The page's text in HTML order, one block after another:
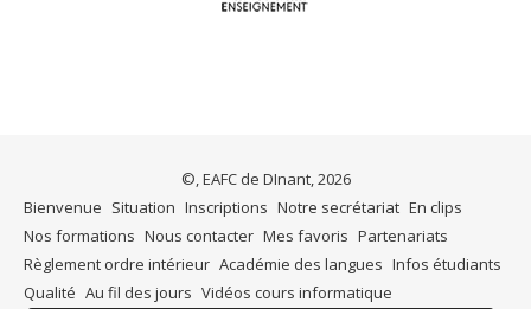
©, EAFC de DInant, 2026
Bienvenue Situation Inscriptions Notre secrétariat En clips
Nos formations Nous contacter Mes favoris Partenariats
Règlement ordre intérieur Académie des langues Infos étudiants
Qualité Au fil des jours Vidéos cours informatique